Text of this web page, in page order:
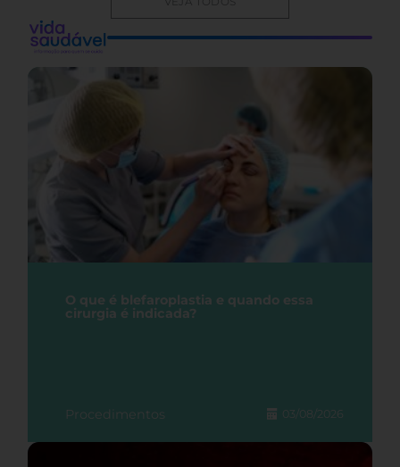
O que é blefaroplastia e quando essa
cirurgia é indicada?
Procedimentos 03/08/2026